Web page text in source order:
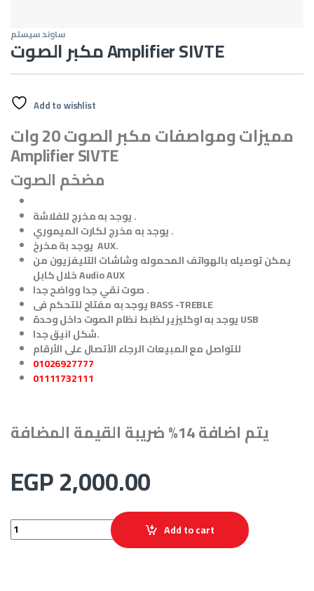
ساوند سيستم
مكبر الصوت Amplifier SIVTE
Add to wishlist
مميزات ومواصفات مكبر الصوت 20 وات
Amplifier SIVTE
مضخم الصوت
يوجد به مخرج للفلاشة .
يوجد به مخرج لكارت الميموري .
يوجد بة مخرخ AUX.
يمكن توصيله بالهواتف المحموله وشاشات التليفزيون من
خلال كابل Audio AUX
صوت نقي جدا وواضح جدا .
يوجد به مفتاح للتحكم فى BASS -TREBLE
يوجد به اوكليزير لظبط نظام الصوت داخل وحدة USB
شكل انيق جدا.
للتواصل مع المبيعات الرجاء الأتصال على الأرقام
01026927777
01111732111
يتم اضافة 14% ضريبة القيمة المضافة
EGP2,000.00
مكبر الصوت Amplifier SIVTE quantityAdd to cart